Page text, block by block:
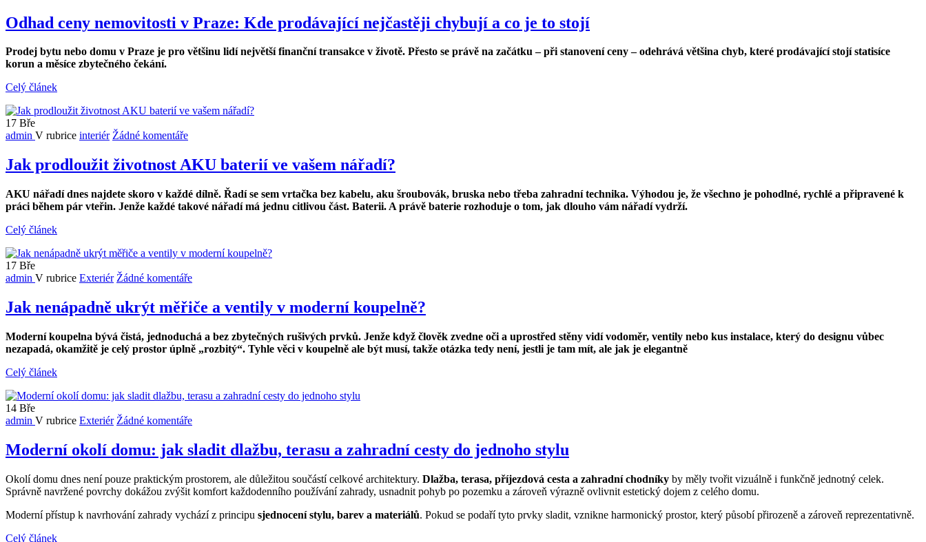
Odhad ceny nemovitosti v Praze: Kde prodávající nejčastěji chybují a co je to stojí
Prodej bytu nebo domu v Praze je pro většinu lidí největší finanční transakce v životě. Přesto se právě na začátku – při stanovení ceny – odehrává většina chyb, které prodávající stojí statisíce
korun a měsíce zbytečného čekání.
Celý článek
17 Bře
admin V rubrice interiér Žádné komentáře
Jak prodloužit životnost AKU baterií ve vašem nářadí?
AKU nářadídnes najdete skoro v každé dílně. Řadíse sem vrtačka bez kabelu, aku šroubovák, bruska nebo třeba zahradnítechnika. Výhodou je, že všechno je pohodlné, rychlé a připravené k
práci během pár vteřin. Jenže každé takové nářadímá jednu citlivou část. Baterii. A právě baterie rozhoduje o tom, jak dlouho vám nářadívydrží.
Celý článek
17 Bře
admin V rubrice Exteriér Žádné komentáře
Jak nenápadně ukrýt měřiče a ventily v moderní koupelně?
Moderníkoupelna bývá čistá, jednoduchá a bez zbytečných rušivých prvků. Jenže když člověk zvedne oči a uprostřed stěny vidívodoměr, ventily nebo kus instalace, který do designu vůbec
nezapadá, okamžitě je celý prostor úplně „rozbitý“. Tyhle věci v koupelně ale být musí, takže otázka tedy není, jestli je tam mít, ale jak je elegantně
Celý článek
14 Bře
admin V rubrice Exteriér Žádné komentáře
Moderní okolí domu: jak sladit dlažbu, terasu a zahradní cesty do jednoho stylu
Okolí domu dnes není pouze praktickým prostorem, ale důležitou součástí celkové architektury. Dlažba, terasa, příjezdová cesta a zahradní chodníky by měly tvořit vizuálně i funkčně jednotný celek.
Správně navržené povrchy dokážou zvýšit komfort každodenního používání zahrady, usnadnit pohyb po pozemku a zároveň výrazně ovlivnit estetický dojem z celého domu.
Moderní přístup k navrhování zahrady vychází z principu sjednocení stylu, barev a materiálů. Pokud se podaří tyto prvky sladit, vznikne harmonický prostor, který působí přirozeně a zároveň reprezentativně.
Celý článek